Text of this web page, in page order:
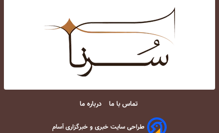
تماس با ما درباره ما
طراحی سایت خبری و خبرگزاری آسام